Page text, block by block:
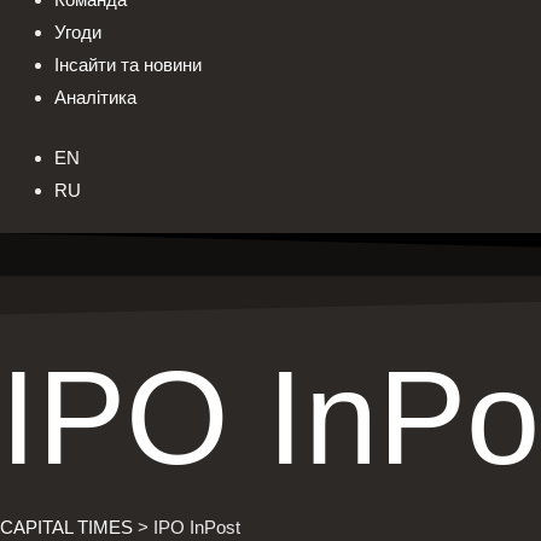
Угоди
Інсайти та новини
Аналітика
EN
RU
IPO
CAPITAL TIMES > IPO InPost